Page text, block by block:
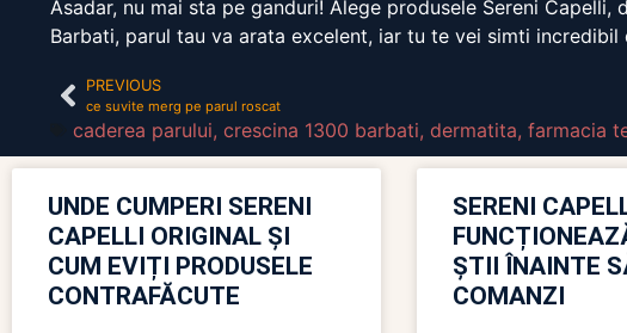
Asadar, nu mai sta pe ganduri! Alege produsele Sereni
Barbati, parul tau va arata excelent, iar tu te vei simti
PREVIOUS
ce suvite merg pe parul roscat
caderea parului, crescina 1300 barbati, dermatita, farmacia
UNDE CUMPERI SERENI
CAPELLI ORIGINAL ȘI
CUM EVIȚI PRODUSELE
CONTRAFĂCUTE
SERENI
ȘTII ÎNAINTE
COMANZI